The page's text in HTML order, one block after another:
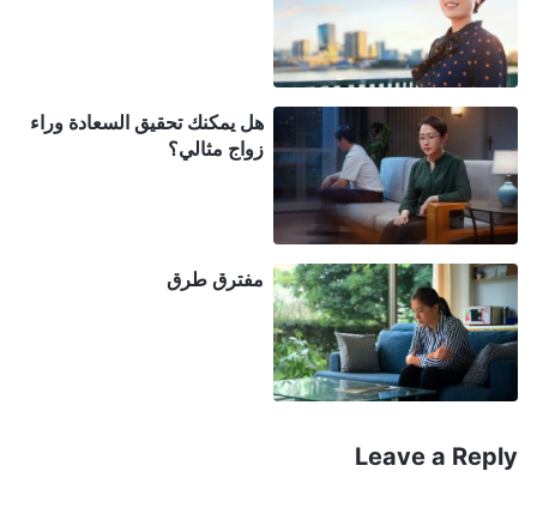
والديَّ لا يتحملان المسؤولية المناسبة. ويقولون إنه رغم
أنني قد تجاوزت السن المناسب بكثير، فليس لدي حتى
زوجة، فضلًا عن الأطفال، وأنني أقطع نسل العائلة. إذا
كنت لا أزال غير متعجل لتكوين أسرة وبناء مسار مهني،
فمن يدري ماذا سيقولون أيضًا من وراء ظهري!" طوال
ذلك الوقت، كنت منزعجًا من هذا الأمر، وأحيانًا لم أكن
أستطيع النوم حتى بعد منتصف الليل. قلت في نفسي:
"لقد كنت أقوم بواجبي بعيدًا عن المنزل طوال هذه
السنوات، ورأيت عددًا قليلًا من الإخوة والأخوات في مثل
عمري ممن تزوجوا وأنجبوا أطفالًا. على الرغم من أن
القيام ببعض الواجبات. ماذا لو وجدتُ فتاةً مناسبةً
هل يمكنك تحقيق السعادة وراء
زواج مثالي؟
مفترق طرق
Leave a Reply